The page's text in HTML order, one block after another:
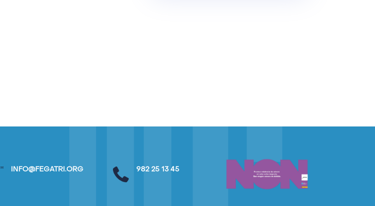
INFO@FEGATRI.ORG 982 25 13 45